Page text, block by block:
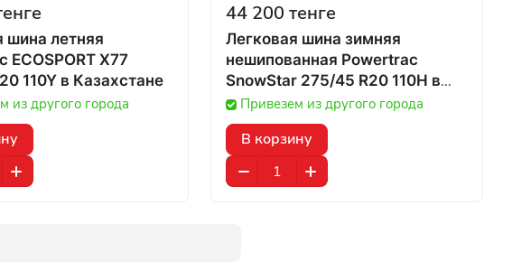
шина летняя
ECOSPORT X77
275/45 R20 110Y в Казахстане
из другого города
44 200 тенге
Легковая шина зимняя
нешипованная Powertrac
SnowStar 275/45 R20 110H в
Казахстане
Привезем из другого города
В корзину